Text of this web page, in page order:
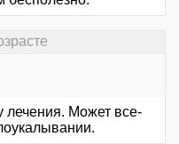
лечения. Может все-